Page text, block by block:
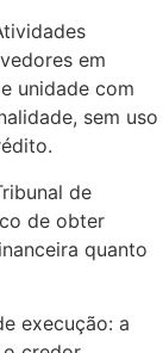
em
unidade com
sem uso
de
de obter
quanto
execução: a